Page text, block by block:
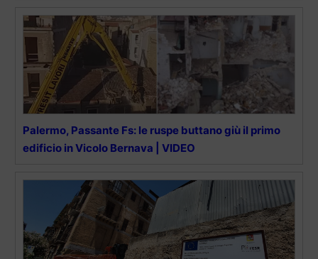
Palermo, Passante Fs: le ruspe buttano giù il primo
edificio in Vicolo Bernava | VIDEO